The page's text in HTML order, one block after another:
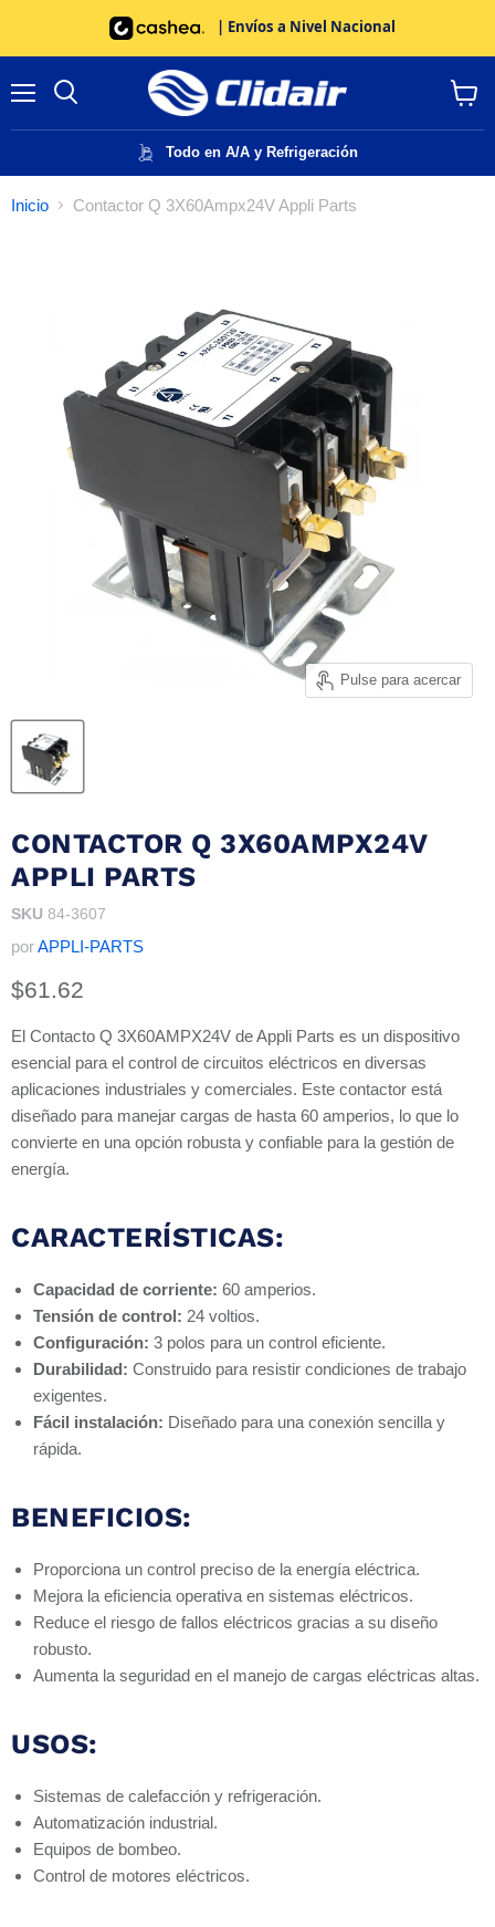
| Envíos a Nivel Nacional
Todo en A/A y Refrigeración
carrito
Inicio Contactor Q 3X60Ampx24V Appli Parts
Pulse para acercar
CONTACTOR Q 3X60AMPX24V
APPLI PARTS
SKU 84-3607
porAPPLI-PARTS
Precio actual
$61.62
El Contacto Q 3X60AMPX24V de Appli Parts es un dispositivo
esencial para el control de circuitos eléctricos en diversas
aplicaciones industriales y comerciales. Este contactor está
diseñado para manejar cargas de hasta 60 amperios, lo que lo
convierte en una opción robusta y confiable para la gestión de
energía.
CARACTERÍSTICAS:
Capacidad de corriente: 60 amperios.
Tensión de control: 24 voltios.
Configuración: 3 polos para un control eficiente.
Durabilidad: Construido para resistir condiciones de trabajo
exigentes.
Fácil instalación: Diseñado para una conexión sencilla y
rápida.
BENEFICIOS:
Proporciona un control preciso de la energía eléctrica.
Mejora la eficiencia operativa en sistemas eléctricos.
Reduce el riesgo de fallos eléctricos gracias a su diseño
robusto.
Aumenta la seguridad en el manejo de cargas eléctricas altas.
USOS:
Sistemas de calefacción y refrigeración.
Automatización industrial.
Equipos de bombeo.
Control de motores eléctricos.